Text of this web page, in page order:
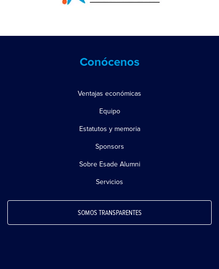
Conócenos
Ventajas económicas
Equipo
Estatutos y memoria
Sponsors
Sobre Esade Alumni
Servicios
SOMOS TRANSPARENTES